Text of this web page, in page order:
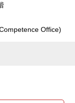
Office)